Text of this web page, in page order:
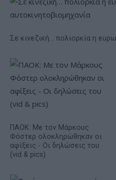
Σε κινεζική… πολιορκία η
ΠΑΟΚ: Με τον Μάρκους
Φόστερ ολοκληρώθηκαν οι
αφίξεις - Οι δηλώσεις του
(vid & pics)